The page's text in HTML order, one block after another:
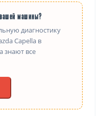
машины?
диагностику
Capella в
знают все